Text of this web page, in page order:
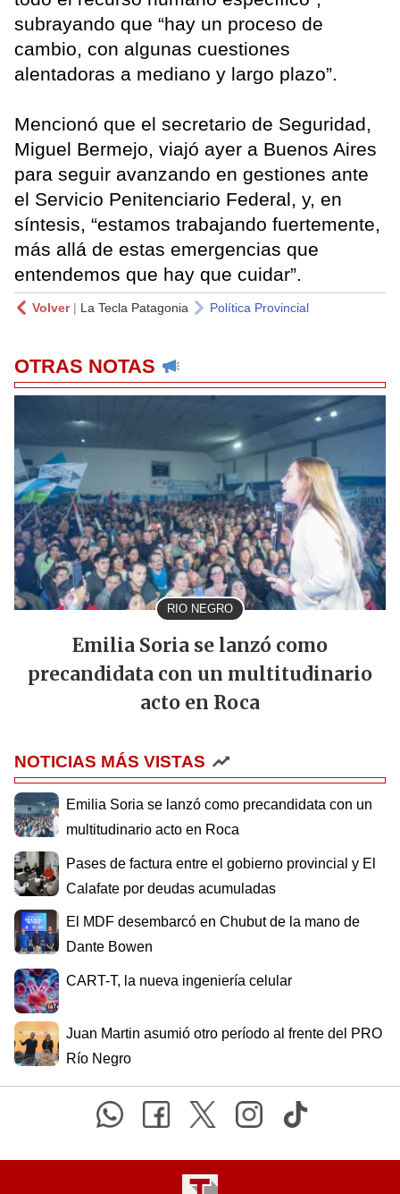
subrayando que “hay un proceso de
cambio, con algunas cuestiones
alentadoras a mediano y largo plazo”.
Mencionó que el secretario de Seguridad,
Miguel Bermejo, viajó ayer a Buenos Aires
para seguir avanzando en gestiones ante
el Servicio Penitenciario Federal, y, en
síntesis, “estamos trabajando fuertemente,
más allá de estas emergencias que
entendemos que hay que cuidar”.
Volver| La Tecla Patagonia Política Provincial
OTRAS NOTAS
RIO NEGRO
Emilia Soria se lanzó como
precandidata con un multitudinario
acto en Roca
NOTICIAS MÁS VISTAS
Emilia Soria se lanzó como precandidata con un
multitudinario acto en Roca
Pases de factura entre el gobierno provincial y El
Calafate por deudas acumuladas
El MDF desembarcó en Chubut de la mano de
Dante Bowen
CART-T, la nueva ingeniería celular
Juan Martin asumió otro período al frente del PRO
Río Negro